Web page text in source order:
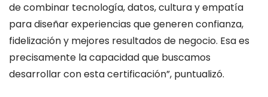
de combinar tecnología, datos, cultura y empatía
para diseñar experiencias que generen confianza,
fidelización y mejores resultados de negocio. Esa es
precisamente la capacidad que buscamos
desarrollar con esta certificación”, puntualizó.